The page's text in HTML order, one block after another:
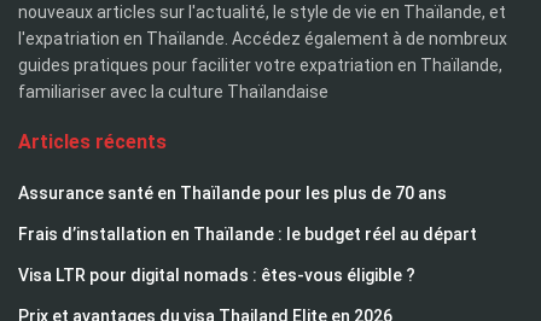
nouveaux articles sur l'actualité, le style de vie en Thaïlande, et
l'expatriation en Thaïlande. Accédez également à de nombreux
guides pratiques pour faciliter votre expatriation en Thaïlande,
familiariser avec la culture Thaïlandaise
Articles récents
Assurance santé en Thaïlande pour les plus de 70 ans
Frais d’installation en Thaïlande : le budget réel au départ
Visa LTR pour digital nomads : êtes-vous éligible ?
Prix et avantages du visa Thailand Elite en 2026